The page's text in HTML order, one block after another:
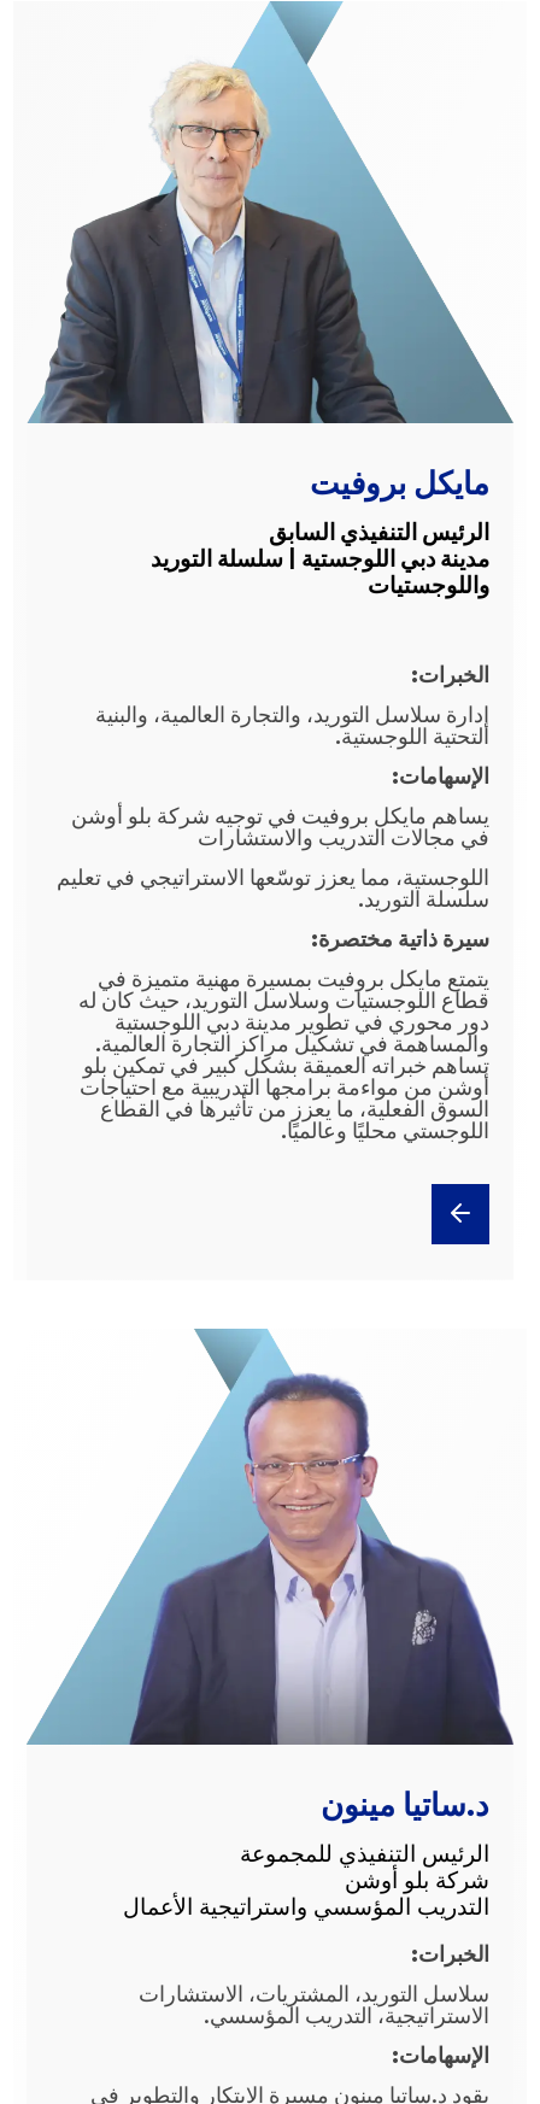
مايكل بروفيت
الرئيس التنفيذي السابق
مدينة دبي اللوجستية | سلسلة التوريد
واللوجستيات
الخبرات:
إدارة سلاسل التوريد، والتجارة العالمية، والبنية
التحتية اللوجستية.
الإسهامات:
يساهم مايكل بروفيت في توجيه شركة بلو أوشن
في مجالات التدريب والاستشارات
اللوجستية، مما يعزز توسّعها الاستراتيجي في تعليم
سلسلة التوريد.
سيرة ذاتية مختصرة:
يتمتع مايكل بروفيت بمسيرة مهنية متميزة في
قطاع اللوجستيات وسلاسل التوريد، حيث كان له
دور محوري في تطوير مدينة دبي اللوجستية
والمساهمة في تشكيل مراكز التجارة العالمية.
تساهم خبراته العميقة بشكل كبير في تمكين بلو
أوشن من مواءمة برامجها التدريبية مع احتياجات
السوق الفعلية، ما يعزز من تأثيرها في القطاع
اللوجستي محليًا وعالميًا.
د.ساتيا مينون
الرئيس التنفيذي للمجموعة
شركة بلو أوشن
التدريب المؤسسي واستراتيجية الأعمال
الخبرات:
سلاسل التوريد، المشتريات، الاستشارات
الاستراتيجية، التدريب المؤسسي.
الإسهامات:
يقود د.ساتيا مينون مسيرة الابتكار والتطوير في